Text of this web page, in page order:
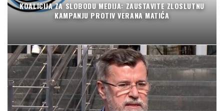
KOALICIJA ZA SLOBODU MEDIJA: ZAUSTAVITE ZLOSLUTNU
KAMPANJU PROTIV VERANA MATIĆA